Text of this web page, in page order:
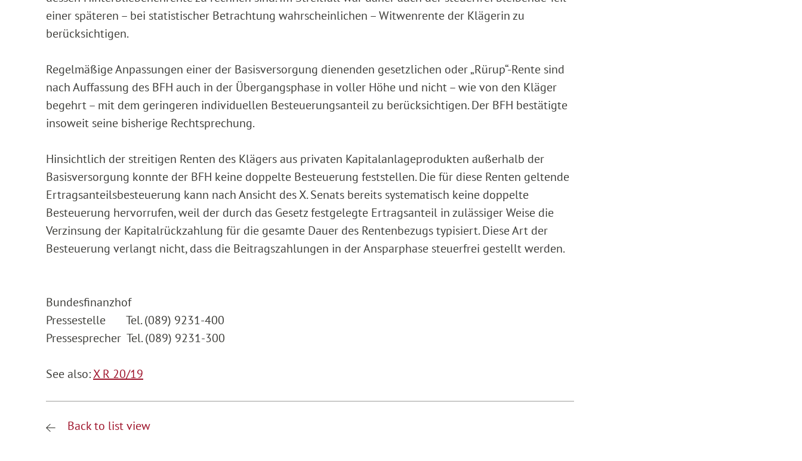
einer späteren – bei statistischer Betrachtung wahrscheinlichen – Witwenrente der Klägerin zu
berücksichtigen.
Regelmäßige Anpassungen einer der Basisversorgung dienenden gesetzlichen oder „Rürup“-Rente sind
nach Auffassung des BFH auch in der Übergangsphase in voller Höhe und nicht – wie von den Kläger
begehrt – mit dem geringeren individuellen Besteuerungsanteil zu berücksichtigen. Der BFH bestätigte
insoweit seine bisherige Rechtsprechung.
Hinsichtlich der streitigen Renten des Klägers aus privaten Kapitalanlageprodukten außerhalb der
Basisversorgung konnte der BFH keine doppelte Besteuerung feststellen. Die für diese Renten geltende
Ertragsanteilsbesteuerung kann nach Ansicht des X. Senats bereits systematisch keine doppelte
Besteuerung hervorrufen, weil der durch das Gesetz festgelegte Ertragsanteil in zulässiger Weise die
Verzinsung der Kapitalrückzahlung für die gesamte Dauer des Rentenbezugs typisiert. Diese Art der
Besteuerung verlangt nicht, dass die Beitragszahlungen in der Ansparphase steuerfrei gestellt werden.
Bundesfinanzhof
Pressestelle Tel. (089) 9231-400
Pressesprecher Tel. (089) 9231-300
See also:X R 20/19
Back to list view